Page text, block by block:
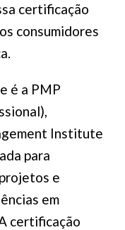
certificação
consumidores
é a PMP
Institute
para
e
em
certificação